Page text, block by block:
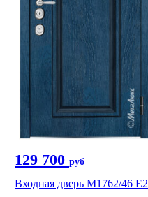
129 700 руб
Входная дверь М1762/46 Е2